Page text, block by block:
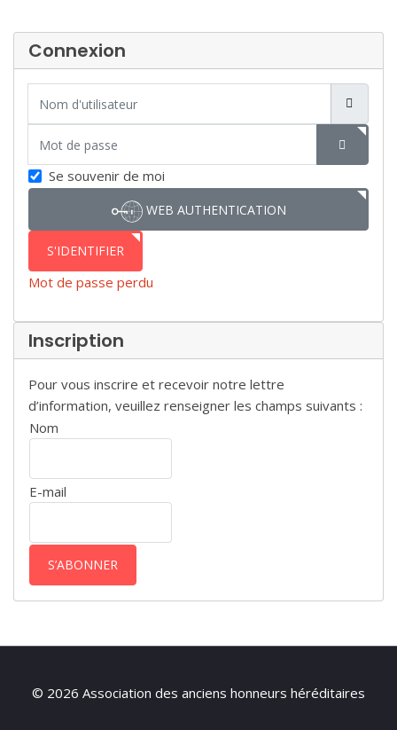
Connexion
SHOW
Se souvenir de moi
WEB AUTHENTICATION
S'IDENTIFIER
Mot de passe perdu
Inscription
Pour vous inscrire et recevoir notre lettre
d’information, veuillez renseigner les champs suivants :
Nom
E-mail
© 2026 Association des anciens honneurs héréditaires